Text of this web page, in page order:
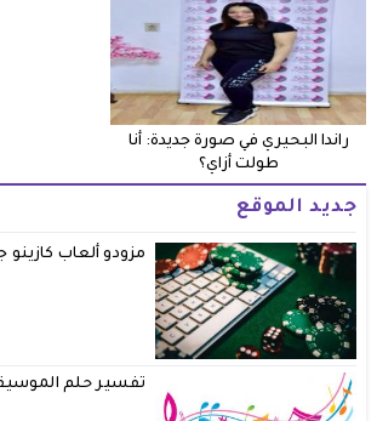
راندا البحيري في صورة جديدة: أنا
طولت أزاي؟
جديد الموقع
مزودو ألعاب كازينو
تفسير حلم